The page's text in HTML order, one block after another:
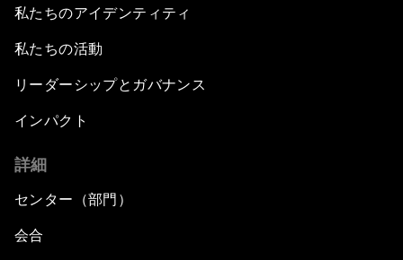
私たちのアイデンティティ
私たちの活動
リーダーシップとガバナンス
インパクト
詳細
センター（部門）
会合